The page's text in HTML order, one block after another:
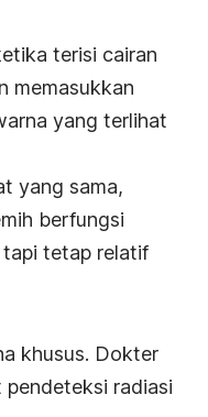
terisi cairan
memasukkan
yang terlihat
yang sama,
berfungsi
tapi tetap relatif
khusus. Dokter
radiasi